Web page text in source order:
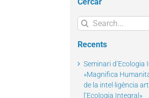
Search
for:
Recents
Seminari d’Ecologia
«Magnifica
de la intel·ligència
l’Ecologia Integral»